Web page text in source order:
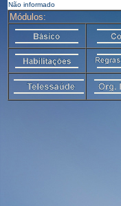
Não informado
Módulos: